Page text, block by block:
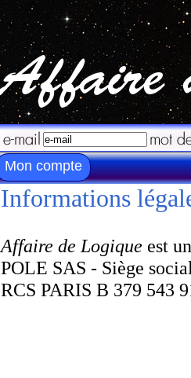
Mon compte
Informations
Affaire de Logique est
POLE SAS - Siège
RCS PARIS B 379 543